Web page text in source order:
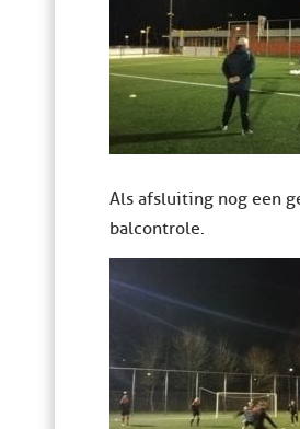
Als afsluiting nog een
balcontrole.